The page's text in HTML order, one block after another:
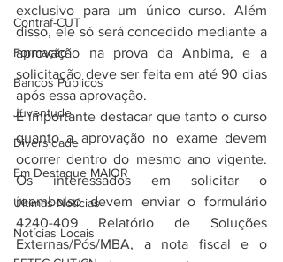
Contraf-CUT
Formação
Bancos Públicos
Juventude
Diversidade
Em Destaque MAIOR
Últimas Notícias
Notícias Locais
exclusivo para um único curso. Além
disso, ele só será concedido mediante a
aprovação na prova da Anbima, e a
solicitação deve ser feita em até 90 dias
após essa aprovação.
É importante destacar que tanto o curso
quanto a aprovação no exame devem
ocorrer dentro do mesmo ano vigente.
Os interessados em solicitar o
reembolso devem enviar o formulário
4240-409 Relatório de Soluções
Externas/Pós/MBA, a nota fiscal e o